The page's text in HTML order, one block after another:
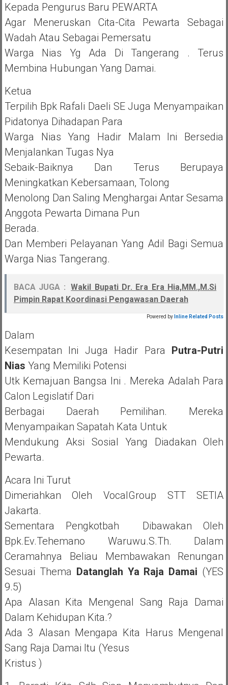
Kepada Pengurus Baru PEWARTA
Agar Meneruskan Cita-Cita Pewarta Sebagai
Wadah Atau Sebagai Pemersatu
Warga Nias Yg Ada Di Tangerang . Terus
Membina Hubungan Yang Damai.
Ketua
Terpilih Bpk Rafali Daeli SE Juga Menyampaikan
Pidatonya Dihadapan Para
Warga Nias Yang Hadir Malam Ini Bersedia
Menjalankan Tugas Nya
Sebaik-Baiknya Dan Terus Berupaya
Meningkatkan Kebersamaan, Tolong
Menolong Dan Saling Menghargai Antar Sesama
Anggota Pewarta Dimana Pun
Berada.
Dan Memberi Pelayanan Yang Adil Bagi Semua
Warga Nias Tangerang.
BACA JUGA : Wakil Bupati Dr. Era Era Hia,MM.,M.Si
Pimpin Rapat Koordinasi Pengawasan Daerah
Powered by Inline Related Posts
Dalam
Kesempatan Ini Juga Hadir Para Putra-Putri
Nias Yang Memiliki Potensi
Utk Kemajuan Bangsa Ini . Mereka Adalah Para
Calon Legislatif Dari
Berbagai Daerah Pemilihan. Mereka
Menyampaikan Sapatah Kata Untuk
Mendukung Aksi Sosial Yang Diadakan Oleh
Pewarta.
Acara Ini Turut
Dimeriahkan Oleh VocalGroup STT SETIA
Jakarta.
Sementara Pengkotbah Dibawakan Oleh
Bpk.Ev.Tehemano Waruwu.S.Th. Dalam
Ceramahnya Beliau Membawakan Renungan
Sesuai Thema Datanglah Ya Raja Damai (YES
9.5)
Apa Alasan Kita Mengenal Sang Raja Damai
Dalam Kehidupan Kita.?
Ada 3 Alasan Mengapa Kita Harus Mengenal
Sang Raja Damai Itu (Yesus
Kristus )